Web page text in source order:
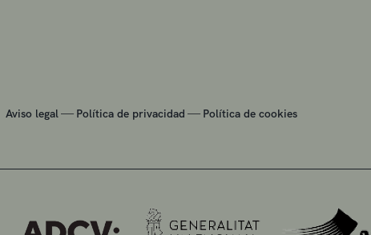
Aviso legal — Política de privacidad — Política de cookies